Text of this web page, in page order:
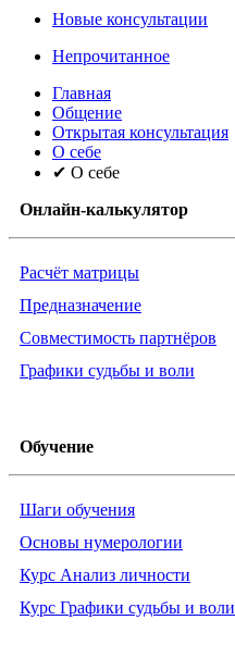
Новые консультации
Непрочитанное
Главная
Общение
Открытая консультация
О себе
✔ О себе
Онлайн-калькулятор
Расчёт матрицы
Предназначение
Совместимость партнёров
Графики судьбы и воли
Обучение
Шаги обучения
Основы нумерологии
Курс Анализ личности
Курс Графики судьбы и воли